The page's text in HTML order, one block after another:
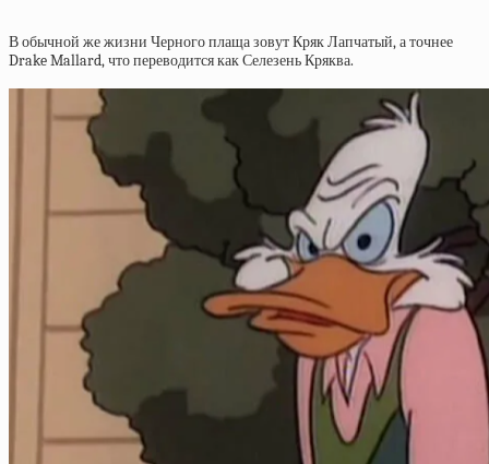
В обычной же жизни Черного плаща зовут Кряк Лапчатый, а точнее
Drake Mallard, что переводится как Селезень Кряква.